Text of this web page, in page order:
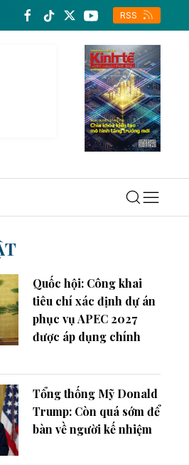
Việt Nam Trang thông
RSS
Quốc hội: Công khai
tiêu chí xác định dự án
phục vụ APEC 2027
được áp dụng chính
Tổng thống Mỹ Donald
Trump: Còn quá sớm để
bàn về người kế nhiệm